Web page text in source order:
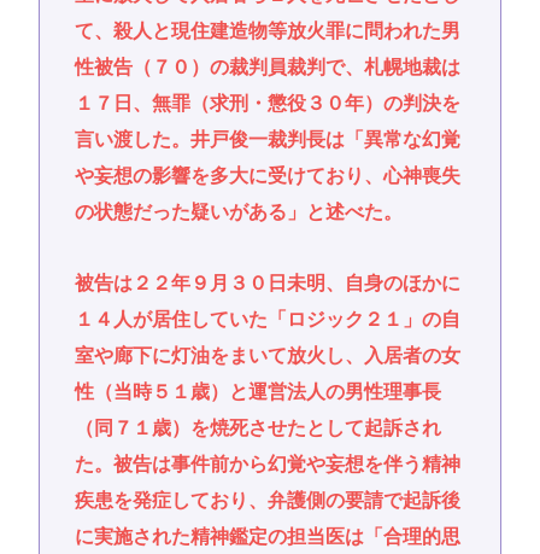
て、殺人と現住建造物等放火罪に問われた男
性被告（７０）の裁判員裁判で、札幌地裁は
１７日、無罪（求刑・懲役３０年）の判決を
言い渡した。井戸俊一裁判長は「異常な幻覚
や妄想の影響を多大に受けており、心神喪失
の状態だった疑いがある」と述べた。
被告は２２年９月３０日未明、自身のほかに
１４人が居住していた「ロジック２１」の自
室や廊下に灯油をまいて放火し、入居者の女
性（当時５１歳）と運営法人の男性理事長
（同７１歳）を焼死させたとして起訴され
た。被告は事件前から幻覚や妄想を伴う精神
疾患を発症しており、弁護側の要請で起訴後
に実施された精神鑑定の担当医は「合理的思